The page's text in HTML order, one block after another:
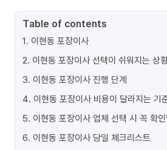
Table of contents
1. 이현동 포장이사
2. 이현동 포장이사 선택이 쉬워지는 상
3. 이현동 포장이사 진행 단계
4. 이현동 포장이사 비용이 달라지는 기
5. 이현동 포장이사 업체 선택 시 꼭 확
6. 이현동 포장이사 당일 체크리스트